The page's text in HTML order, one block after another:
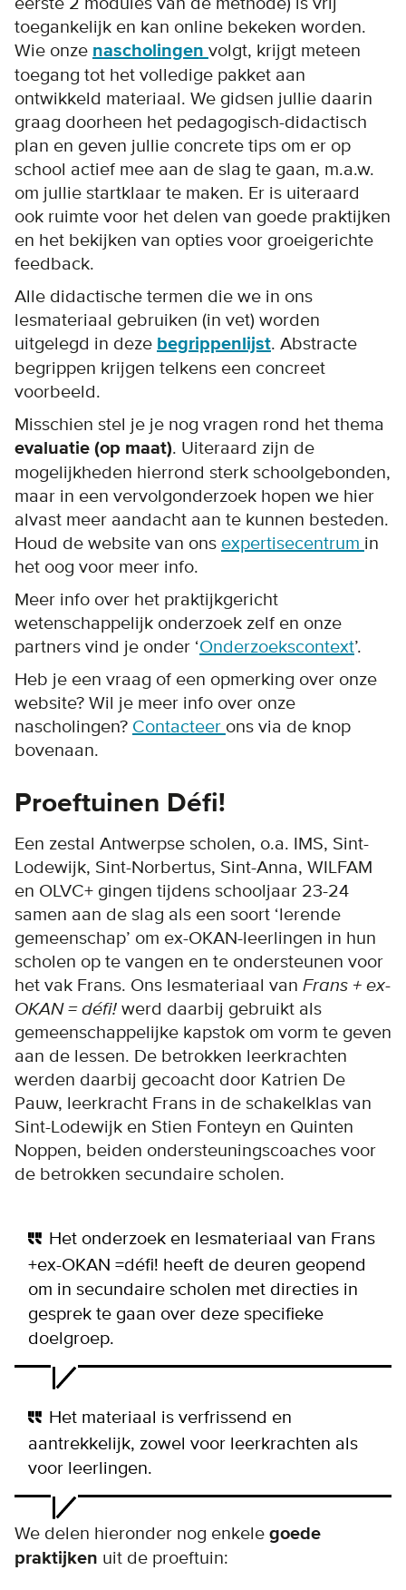
toegankelijk en kan online bekeken worden.
Wie onze nascholingenvolgt, krijgt meteen
toegang tot het volledige pakket aan
ontwikkeld materiaal. We gidsen jullie daarin
graag doorheen het pedagogisch-didactisch
plan en geven jullie concrete tips om er op
school actief mee aan de slag te gaan, m.a.w.
om jullie startklaar te maken. Er is uiteraard
ook ruimte voor het delen van goede praktijken
en het bekijken van opties voor groeigerichte
feedback.
Alle didactische termen die we in ons
lesmateriaal gebruiken (in vet) worden
uitgelegd in deze begrippenlijst. Abstracte
begrippen krijgen telkens een concreet
voorbeeld.
Misschien stel je je nog vragen rond het thema
evaluatie (op maat). Uiteraard zijn de
mogelijkheden hierrond sterk schoolgebonden,
maar in een vervolgonderzoek hopen we hier
alvast meer aandacht aan te kunnen besteden.
Houd de website van ons expertisecentrum in
het oog voor meer info.
Meer info over het praktijkgericht
wetenschappelijk onderzoek zelf en onze
partners vind je onder ‘Onderzoekscontext’.
Heb je een vraag of een opmerking over onze
website? Wil je meer info over onze
nascholingen? Contacteer ons via de knop
bovenaan.
Proeftuinen Défi!
Een zestal Antwerpse scholen, o.a. IMS, Sint-
Lodewijk, Sint-Norbertus, Sint-Anna, WILFAM
en OLVC+ gingen tijdens schooljaar 23-24
samen aan de slag als een soort ‘lerende
gemeenschap’ om ex-OKAN-leerlingen in hun
scholen op te vangen en te ondersteunen voor
het vak Frans. Ons lesmateriaal van Frans + ex-
OKAN = défi! werd daarbij gebruikt als
gemeenschappelijke kapstok om vorm te geven
aan de lessen. De betrokken leerkrachten
werden daarbij gecoacht door Katrien De
Pauw, leerkracht Frans in de schakelklas van
Sint-Lodewijk en Stien Fonteyn en Quinten
Noppen, beiden ondersteuningscoaches voor
de betrokken secundaire scholen.
Het onderzoek en lesmateriaal van Frans
+ex-OKAN =défi! heeft de deuren geopend
om in secundaire scholen met directies in
gesprek te gaan over deze specifieke
doelgroep.
Het materiaal is verfrissend en
aantrekkelijk, zowel voor leerkrachten als
voor leerlingen.
We delen hieronder nog enkele goede
praktijken uit de proeftuin: